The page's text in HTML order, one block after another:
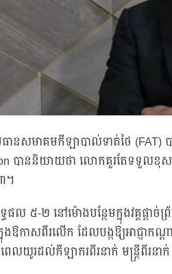
ានសមាគមកីឡាបាល់ទាត់ថៃ
បាននិយាយថា លោកគួរតែទទួលខុសត្
។
២ នៅម៉ោងបន្ថែមក្នុងវគ្គផ្ដាច់ព្រ័
នុងឱកាសពីរលើក ដែលបង្កឱ្យអាជ្ញ
យូរដល់កីឡាករពីរនាក់ មន្ត្រីពីរនាក់